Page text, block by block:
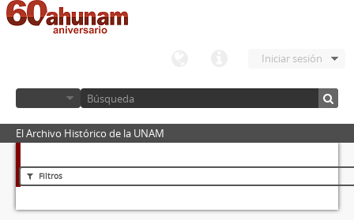
Iniciar sesión
El Archivo Histórico de la UNAM
Filtros